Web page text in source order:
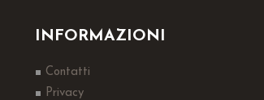
INFORMAZIONI
Contatti
Privacy